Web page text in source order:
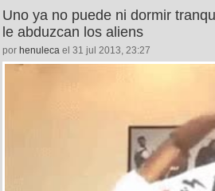
Uno ya no puede ni dormir
le abduzcan los aliens
por henuleca el 31 jul 2013, 23:27